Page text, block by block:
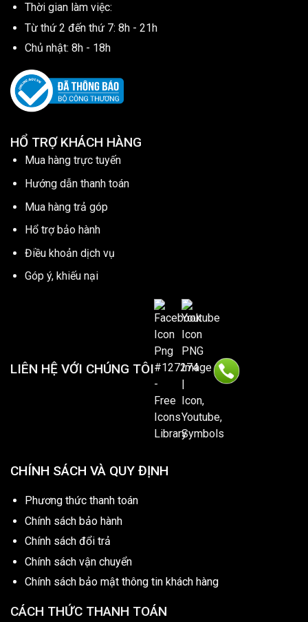
Thời gian làm việc:
Từ thứ 2 đến thứ 7: 8h - 21h
Chủ nhật: 8h - 18h
HỔ TRỢ KHÁCH HÀNG
Mua hàng trực tuyến
Hướng dẫn thanh toán
Mua hàng trả góp
Hổ trợ bảo hành
Điều khoản dịch vụ
Góp ý, khiếu nại
LIÊN HỆ VỚI CHÚNG TÔI
CHÍNH SÁCH VÀ QUY ĐỊNH
Phương thức thanh toán
Chính sách bảo hành
Chính sách đổi trả
Chính sách vận chuyển
Chính sách bảo mật thông tin khách hàng
CÁCH THỨC THANH TOÁN